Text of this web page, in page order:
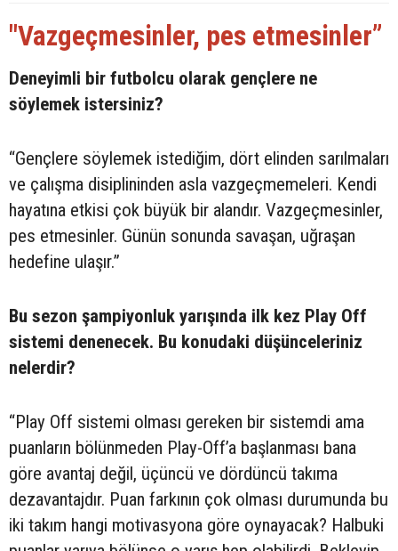
"Vazgeçmesinler, pes etmesinler”
Deneyimli bir futbolcu olarak gençlere ne
söylemek istersiniz?
“Gençlere söylemek istediğim, dört elinden sarılmaları
ve çalışma disiplininden asla vazgeçmemeleri. Kendi
hayatına etkisi çok büyük bir alandır. Vazgeçmesinler,
pes etmesinler. Günün sonunda savaşan, uğraşan
hedefine ulaşır.”
Bu sezon şampiyonluk yarışında ilk kez Play Off
sistemi denenecek. Bu konudaki düşünceleriniz
nelerdir?
“Play Off sistemi olması gereken bir sistemdi ama
puanların bölünmeden Play-Off’a başlanması bana
göre avantaj değil, üçüncü ve dördüncü takıma
dezavantajdır. Puan farkının çok olması durumunda bu
iki takım hangi motivasyona göre oynayacak? Halbuki